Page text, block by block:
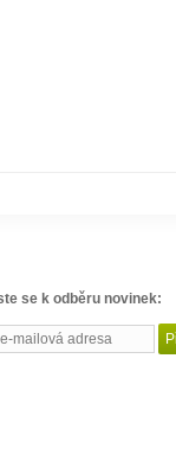
se k odběru novinek: